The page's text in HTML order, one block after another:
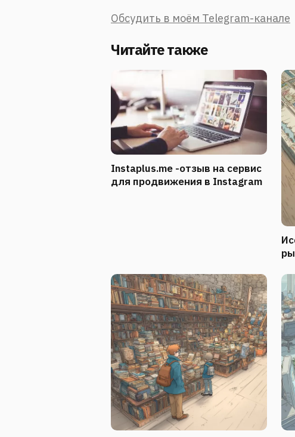
Обсудить в моём Telegram-канале
Читайте также
Instaplus.me -отзыв на сервис
для продвижения в Instagram